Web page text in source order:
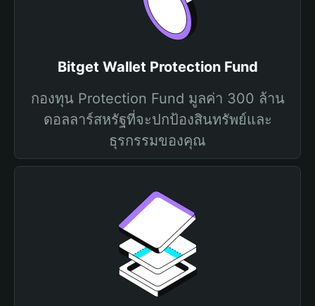
Bitget Wallet Protection Fund
กองทุน Protection Fund มูลค่า 300 ล้าน
ดอลลาร์สหรัฐที่จะปกป้องสินทรัพย์และ
ธุรกรรมของคุณ